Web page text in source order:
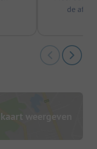
de
weergeven